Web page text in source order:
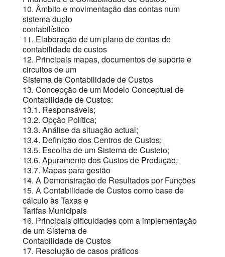
10. Âmbito e movimentação das contas num
sistema duplo
contabilístico
11. Elaboração de um plano de contas de
contabilidade de custos
12. Principais mapas, documentos de suporte e
circuitos de um
Sistema de Contabilidade de Custos
13. Concepção de um Modelo Conceptual de
Contabilidade de Custos:
13.1. Responsáveis;
13.2. Opção Política;
13.3. Análise da situação actual;
13.4. Definição dos Centros de Custos;
13.5. Escolha de um Sistema de Custeio;
13.6. Apuramento dos Custos de Produção;
13.7. Mapas para gestão
14. A Demonstração de Resultados por Funções
15. A Contabilidade de Custos como base de
cálculo às Taxas e
Tarifas Municipais
16. Principais dificuldades com a implementação
de um Sistema de
Contabilidade de Custos
17. Resolução de casos práticos